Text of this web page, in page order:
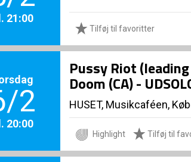
21:00
Tilføj til favoritter
2
20:00
Pussy Riot
Doom (CA) -
HUSET, Musikcaféen,
Highlight Tilføj til